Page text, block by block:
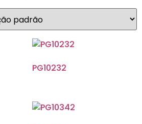
PG10232